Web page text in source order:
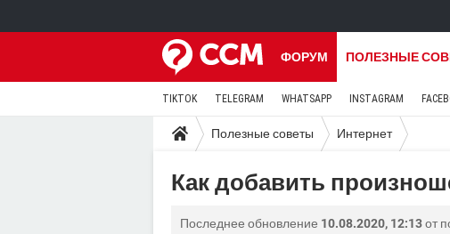
ФОРУМ ПОЛЕЗНЫЕ
TIKTOK TELEGRAM WHATSAPP INSTAGRAM
Полезные советы Интернет
Как добавить
Последнее обновление 10.08.2020, 12:13от